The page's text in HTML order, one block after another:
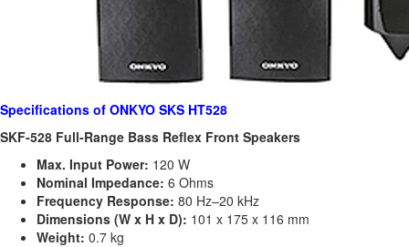
Specifications of ONKYO SKS HT528
SKF-528 Full-Range Bass Reflex Front Speakers
Max. Input Power: 120 W
Nominal Impedance: 6 Ohms
Frequency Response: 80 Hz–20 kHz
Dimensions (W x H x D): 101 x 175 x 116 mm
Weight: 0.7 kg